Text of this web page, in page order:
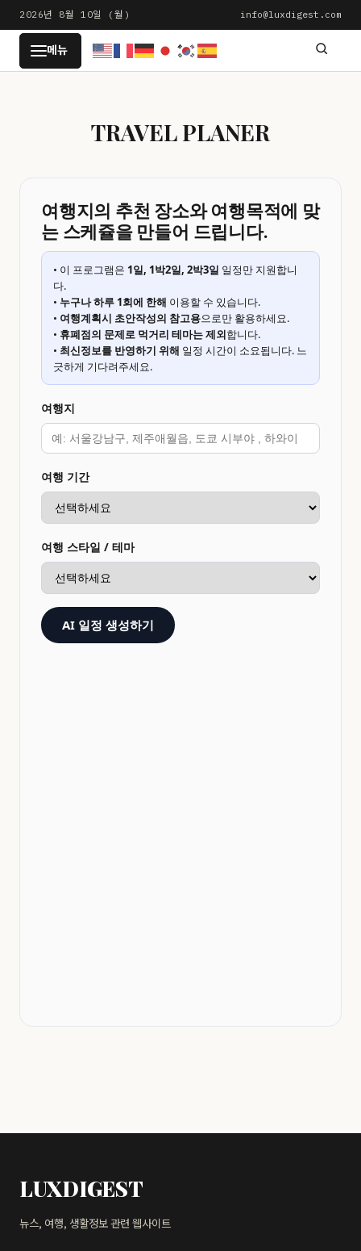
문
로
2026년 8월 10일 (월) info@luxdigest.com
LUXDIGEST
메뉴
TRAVEL PLANER
여행지의 추천 장소와 여행목적에 맞
는 스케쥴을 만들어 드립니다.
• 이 프로그램은 1일, 1박2일, 2박3일 일정만 지원합니
다.
• 누구나 하루 1회에 한해 이용할 수 있습니다.
• 여행계획시 초안작성의 참고용으로만 활용하세요.
• 휴폐점의 문제로 먹거리 테마는 제외합니다.
• 최신정보를 반영하기 위해 일정 시간이 소요됩니다. 느
긋하게 기다려주세요.
여행지
여행 기간
여행 스타일 / 테마
AI 일정 생성하기
LUXDIGEST
뉴스, 여행, 생활정보 관련 웹사이트